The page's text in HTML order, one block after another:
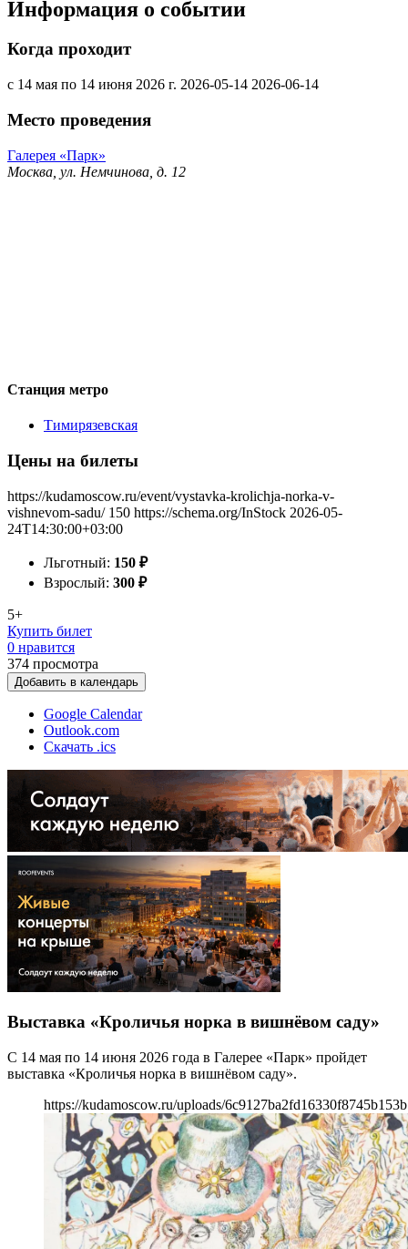
Информация о событии
Когда проходит
с 14 мая по 14 июня 2026 г. 2026-05-14 2026-06-14
Место проведения
Галерея «Парк»
Москва, ул. Немчинова, д. 12
Станция метро
Тимирязевская
Цены на билеты
https://kudamoscow.ru/event/vystavka-krolichja-norka-v-
vishnevom-sadu/ 150 https://schema.org/InStock 2026-05-
24T14:30:00+03:00
Льготный: 150 ₽
Взрослый: 300 ₽
5+
Купить билет
0 нравится
374 просмотра
Добавить в календарь
Google Calendar
Outlook.com
Скачать .ics
Выставка «Кроличья норка в вишнёвом саду»
С 14 мая по 14 июня 2026 года в Галерее «Парк» пройдет
выставка «Кроличья норка в вишнёвом саду».
https://kudamoscow.ru/uploads/